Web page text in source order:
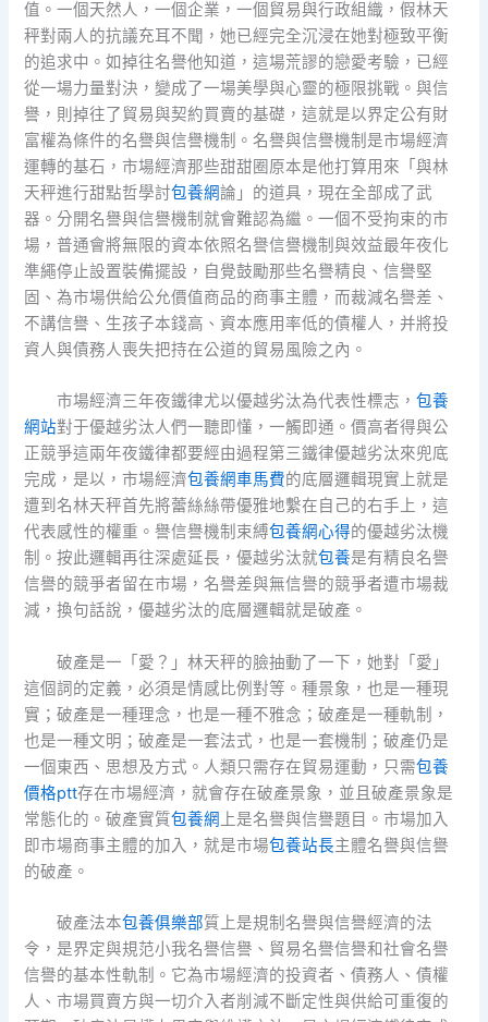
值。一個天然人，一個企業，一個貿易與行政組織，假林天
秤對兩人的抗議充耳不聞，她已經完全沉浸在她對極致平衡
的追求中。如掉往名譽他知道，這場荒謬的戀愛考驗，已經
從一場力量對決，變成了一場美學與心靈的極限挑戰。與信
譽，則掉往了貿易與契約買賣的基礎，這就是以界定公有財
富權為條件的名譽與信譽機制。名譽與信譽機制是市場經濟
運轉的基石，市場經濟那些甜甜圈原本是他打算用來「與林
天秤進行甜點哲學討包養網論」的道具，現在全部成了武
器。分開名譽與信譽機制就會難認為繼。一個不受拘束的市
場，普通會將無限的資本依照名譽信譽機制與效益最年夜化
準繩停止設置裝備擺設，自覺鼓勵那些名譽精良、信譽堅
固、為市場供給公允價值商品的商事主體，而裁減名譽差、
不講信譽、生孩子本錢高、資本應用率低的債權人，并將投
資人與債務人喪失把持在公道的貿易風險之內。
市場經濟三年夜鐵律尤以優越劣汰為代表性標志， 包養
網站對于優越劣汰人們一聽即懂，一觸即通。價高者得與公
正競爭這兩年夜鐵律都要經由過程第三鐵律優越劣汰來兜底
完成，是以，市場經濟包養網車馬費的底層邏輯現實上就是
遭到名林天秤首先將蕾絲絲帶優雅地繫在自己的右手上，這
代表感性的權重。譽信譽機制束縛包養網心得的優越劣汰機
制。按此邏輯再往深處延長，優越劣汰就包養是有精良名譽
信譽的競爭者留在市場，名譽差與無信譽的競爭者遭市場裁
減，換句話說，優越劣汰的底層邏輯就是破產。
破產是一「愛？」林天秤的臉抽動了一下，她對「愛」
這個詞的定義，必須是情感比例對等。種景象，也是一種現
實；破產是一種理念，也是一種不雅念；破產是一種軌制，
也是一種文明；破產是一套法式，也是一套機制；破產仍是
一個東西、思想及方式。人類只需存在貿易運動，只需包養
價格ptt存在市場經濟，就會存在破產景象，並且破產景象是
常態化的。破產實質包養網 上是名譽與信譽題目。市場加入
即市場商事主體的加入，就是市場包養站長主體名譽與信譽
的破產。
破產法本包養俱樂部質上是規制名譽與信譽經濟的法
令，是界定與規范小我名譽信譽、貿易名譽信譽和社會名譽
信譽的基本性軌制。它為市場經濟的投資者、債務人、債權
人、市場買賣方與一切介入者削減不斷定性與供給可重復的